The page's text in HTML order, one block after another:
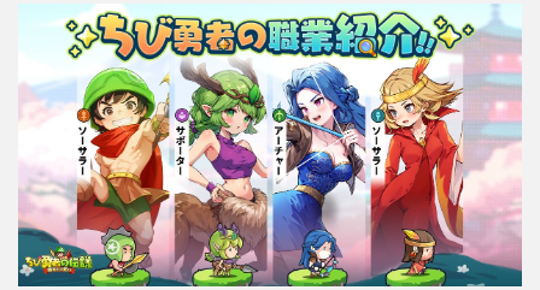
盤攻
1.1
進め
方
2
ちび
勇者
の伝
説：